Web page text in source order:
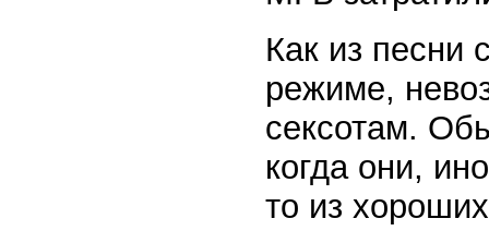
Как из песни
режиме,
сексотам.
когда они,
то из